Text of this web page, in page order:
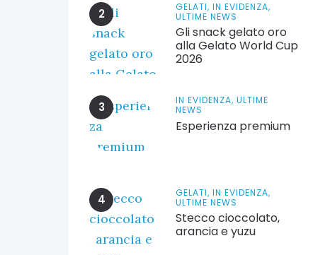
GELATI, IN EVIDENZA,
ULTIME NEWS
Gli snack gelato oro
alla Gelato World Cup
2026
IN EVIDENZA, ULTIME
NEWS
Esperienza premium
GELATI, IN EVIDENZA,
ULTIME NEWS
Stecco cioccolato,
arancia e yuzu